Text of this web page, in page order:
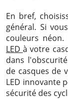
En bref,
général. Si
couleurs néon.
LED à votre
dans
de casques de
LED innovante
sécurité des